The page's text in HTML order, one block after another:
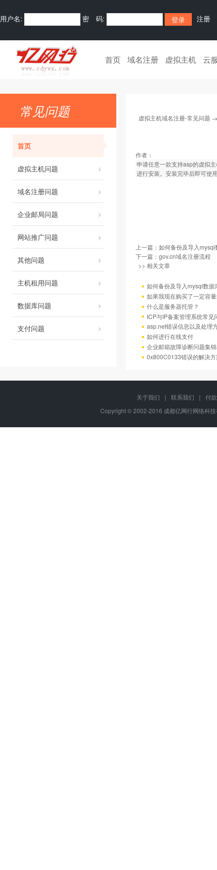
用户名: 密 码: 注册
首页 域名注册 虚拟主机 云
常见问题
首页
虚拟主机问题
域名注册问题
企业邮局问题
网站推广问题
其他问题
主机租用问题
数据库问题
支付问题
虚拟主机域名注册-常见问题
作者：
申请任意一款支持asp的虚拟
进行安装。安装完毕后即可使
上一篇： 如何备份及导入
下一篇： gov.cn域名注册流程
>> 相关文章
如何备份及导入mysql数据
如果我现在购买了一定容
什么是服务器托管？
ICP与IP备案管理系统常见
asp.net错误信息以及处理
如何进行在线支付
企业邮箱故障诊断问题集锦
0x800C0133错误的解决
关于我们 | 联系我们 |
付
Copyright © 2002-2016 成都亿网行网络科